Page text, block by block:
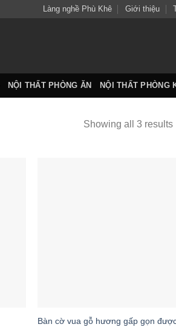
Làng nghề Phù Khê Giới thiệu
NỘI THẤT PHÒNG ĂN NỘI THẤT PHÒNG
Showing all 3 results
Bàn cờ vua gỗ hương gấp gọn